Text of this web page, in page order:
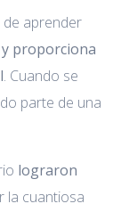
de aprender
y proporciona
. Cuando se
parte de una
lograron
la cuantiosa